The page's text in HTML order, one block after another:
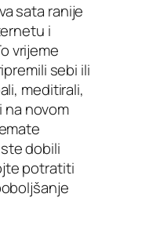
sata ranije
i
vrijeme
sebi ili
meditirali,
na novom
dobili
potratiti